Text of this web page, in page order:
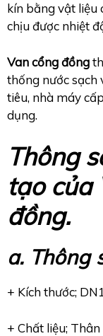
kín bằng vật liệu
chịu được nhiệt
Van cổng đồng
thống nước sạch
tiêu, nhà máy
dụng.
Thông
tạo của
đồng.
a. Thông
+ Kích thước;
+ Chất liệu;